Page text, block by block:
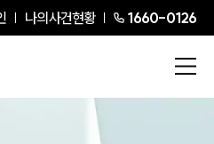
나의사건현황 1660-0126